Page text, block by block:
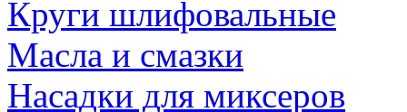
Круги шлифовальные
Масла и смазки
Насадки для миксеров